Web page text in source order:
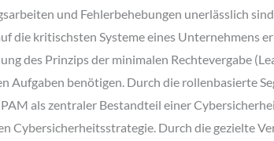
und Fehlerbehebungen unerlässlich
die kritischsten Systeme eines Unternehmens
des Prinzips der minimalen Rechtevergabe
Aufgaben benötigen. Durch die rollenbasierte
als zentraler Bestandteil einer
Cybersicherheitsstrategie. Durch die gezielte